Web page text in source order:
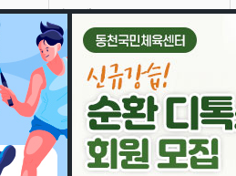
늘공원 울산시립어린이테마파크
조례 알림마당 인터넷 수강신청